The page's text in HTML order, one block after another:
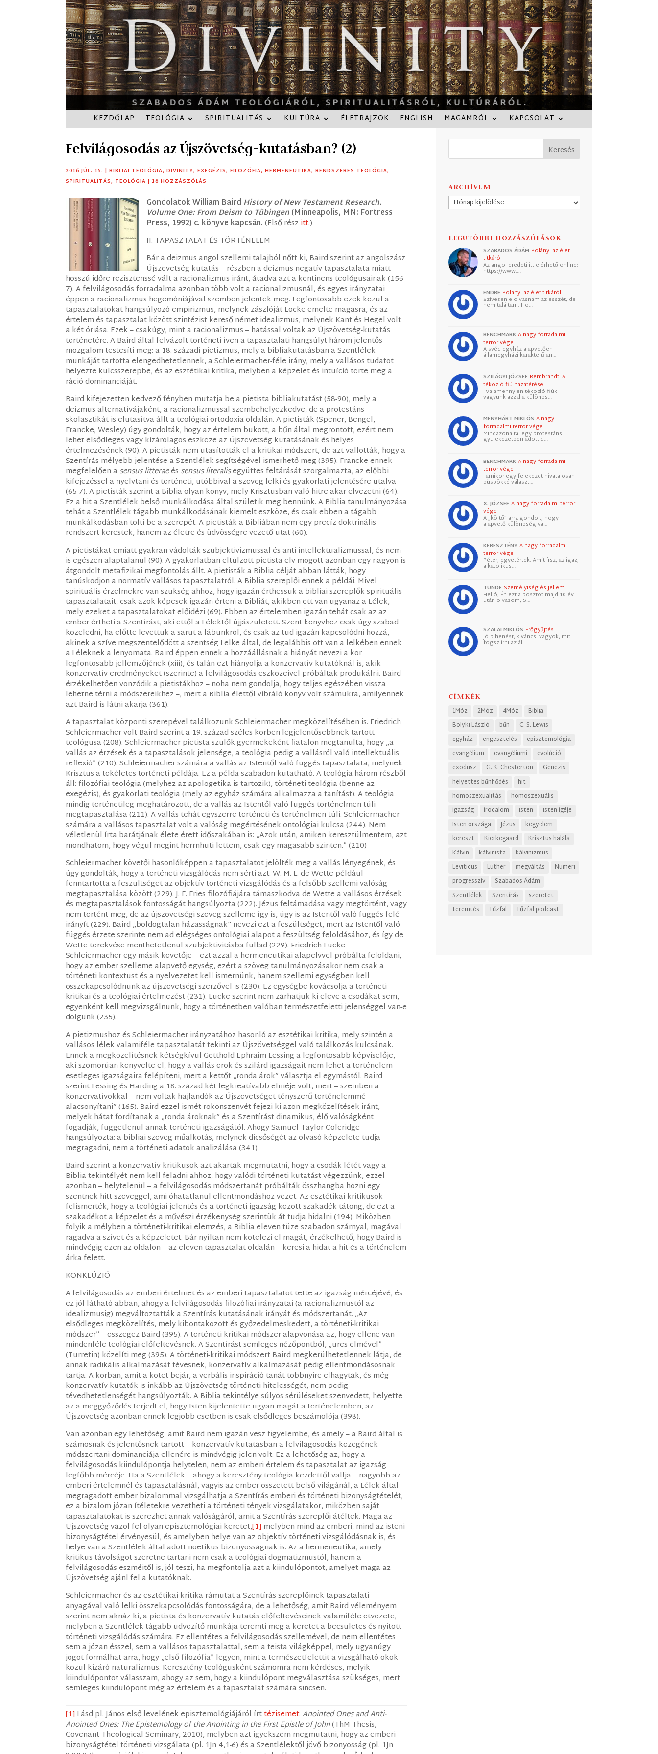
KEZDŐLAP TEOLÓGIA SPIRITUALITÁS KULTÚRA ÉLETRAJZOK ENGLISH MAGAMRÓL KAPCSOLAT
Felvilágosodás az Újszövetség-kutatásban? (2)
2016 JÚL. 15. |BIBLIAI TEOLÓGIA,DIVINITY,EXEGÉZIS,FILOZÓFIA,HERMENEUTIKA,RENDSZERES TEOLÓGIA,
SPIRITUALITÁS, TEOLÓGIA | 16 HOZZÁSZÓLÁS
Gondolatok William Baird History of New Testament Research.
Volume One: From Deism to Tübingen(Minneapolis, MN: Fortress
Press, 1992) c. könyve kapcsán.(Első rész itt.)
II. TAPASZTALAT ÉS TÖRTÉNELEM
Bár a deizmus angol szellemi talajból nőtt ki, Baird szerint az angolszász
Újszövetség-kutatás – részben a deizmus negatív tapasztalata miatt –
hosszú időre rezisztenssé vált a racionalizmus iránt, átadva azt a kontinens teológusainak (156-
7). A felvilágosodás forradalma azonban több volt a racionalizmusnál, és egyes irányzatai
éppen a racionalizmus hegemóniájával szemben jelentek meg. Legfontosabb ezek közül a
tapasztalatokat hangsúlyozó empirizmus, melynek zászlóját Locke emelte magasra, és az
értelem és tapasztalat között szintézist kereső német idealizmus, melynek Kant és Hegel volt
a két óriása. Ezek – csakúgy, mint a racionalizmus – hatással voltak az Újszövetség-kutatás
történetére. A Baird által felvázolt történeti íven a tapasztalati hangsúlyt három jelentős
mozgalom testesíti meg: a 18. századi pietizmus, mely a bibliakutatásban a Szentlélek
munkáját tartotta elengedhetetlennek, a Schleiermacher-féle irány, mely a vallásos tudatot
helyezte kulcsszerepbe, és az esztétikai kritika, melyben a képzelet és intuíció törte meg a
ráció dominanciáját.
Baird kifejezetten kedvező fényben mutatja be a pietista bibliakutatást (58-90), mely a
deizmus alternatívájaként, a racionalizmussal szembehelyezkedve, de a protestáns
skolasztikát is elutasítva állt a teológiai ortodoxia oldalán. A pietisták (Spener, Bengel,
Francke, Wesley) úgy gondolták, hogy az értelem bukott, a bűn által megrontott, ezért nem
lehet elsődleges vagy kizárólagos eszköze az Újszövetség kutatásának és helyes
értelmezésének (90). A pietisták nem utasították el a kritikai módszert, de azt vallották, hogy a
Szentírás mélyebb jelentése a Szentlélek segítségével ismerhető meg (395). Francke ennek
megfelelően asensus litteraeés sensus literalisegyüttes feltárását szorgalmazta, az előbbi
kifejezéssel a nyelvtani és történeti, utóbbival a szöveg lelki és gyakorlati jelentésére utalva
(65-7). A pietisták szerint a Biblia olyan könyv, mely Krisztusban való hitre akar elvezetni (64).
Ez a hit a Szentlélek belső munkálkodása által születik meg bennünk. A Biblia tanulmányozása
tehát a Szentlélek tágabb munkálkodásának kiemelt eszköze, és csak ebben a tágabb
munkálkodásban tölti be a szerepét. A pietisták a Bibliában nem egy precíz doktrinális
rendszert kerestek, hanem az életre és üdvösségre vezető utat (60).
A pietistákat emiatt gyakran vádolták szubjektivizmussal és anti-intellektualizmussal, és nem
is egészen alaptalanul (90). A gyakorlatban eltúlzott pietista elv mögött azonban egy nagyon is
átgondolt metafizikai megfontolás állt. A pietisták a Biblia célját abban látták, hogy
tanúskodjon a normatív vallásos tapasztalatról. A Biblia szereplői ennek a példái. Mivel
spirituális érzelmekre van szükség ahhoz, hogy igazán érthessük a bibliai szereplők spirituális
tapasztalatait, csak azok képesek igazán érteni a Bibliát, akikben ott van ugyanaz a Lélek,
mely ezeket a tapasztalatokat előidézi (69). Ebben az értelemben igazán tehát csak az az
ember értheti a Szentírást, aki ettől a Lélektől újjászületett. Szent könyvhöz csak úgy szabad
közeledni, ha előtte levettük a sarut a lábunkról, és csak az tud igazán kapcsolódni hozzá,
akinek a szíve megszentelődött a szentség Lelke által, de legalábbis ott van a lelkében ennek
a Léleknek a lenyomata. Baird éppen ennek a hozzáállásnak a hiányát nevezi a kor
legfontosabb jellemzőjének (xiii), és talán ezt hiányolja a konzervatív kutatóknál is, akik
konzervatív eredményeket (szerinte) a felvilágosodás eszközeivel próbáltak produkálni. Baird
érzékelhetően vonzódik a pietistákhoz – noha nem gondolja, hogy teljes egészében vissza
lehetne térni a módszereikhez –, mert a Biblia élettől vibráló könyv volt számukra, amilyennek
azt Baird is látni akarja (361).
A tapasztalat központi szerepével találkozunk Schleiermacher megközelítésében is. Friedrich
Schleiermacher volt Baird szerint a 19. század széles körben legjelentősebbnek tartott
teológusa (208). Schleiermacher pietista szülők gyermekeként fiatalon megtanulta, hogy „a
vallás az érzések és a tapasztalások jelensége, a teológia pedig a vallásról való intellektuális
reflexió” (210). Schleiermacher számára a vallás az Istentől való függés tapasztalata, melynek
Krisztus a tökéletes történeti példája. Ez a példa szabadon kutatható. A teológia három részből
áll: filozófiai teológia (melyhez az apologetika is tartozik), történeti teológia (benne az
exegézis), és gyakorlati teológia (mely az egyház számára alkalmazza a tanítást). A teológia
mindig történetileg meghatározott, de a vallás az Istentől való függés történelmen túli
megtapasztalása (211). A vallás tehát egyszerre történeti és történelmen túli. Schleiermacher
számára a vallásos tapasztalat volt a valóság megértésének ontológiai kulcsa (244). Nem
véletlenül írta barátjának élete érett időszakában is: „Azok után, amiken keresztülmentem, azt
mondhatom, hogy végül megint herrnhuti lettem, csak egy magasabb szinten.” (210)
Schleiermacher követői hasonlóképpen a tapasztalatot jelölték meg a vallás lényegének, és
úgy gondolták, hogy a történeti vizsgálódás nem sérti azt. W. M. L. de Wette például
fenntartotta a feszültséget az objektív történeti vizsgálódás és a felsőbb szellemi valóság
megtapasztalása között (229). J. F. Fries filozófiájára támaszkodva de Wette a vallásos érzések
és megtapasztalások fontosságát hangsúlyozta (222). Jézus feltámadása vagy megtörtént, vagy
nem történt meg, de az újszövetségi szöveg szelleme így is, úgy is az Istentől való függés felé
irányít (229). Baird „boldogtalan házasságnak” nevezi ezt a feszültséget, mert az Istentől való
függés érzete szerinte nem ad elégséges ontológiai alapot a feszültség feloldásához, és így de
Wette törekvése menthetetlenül szubjektivitásba fullad (229). Friedrich Lücke –
Schleiermacher egy másik követője – ezt azzal a hermeneutikai alapelvvel próbálta feloldani,
hogy az ember szelleme alapvető egység, ezért a szöveg tanulmányozásakor nem csak a
történeti kontextust és a nyelvezetet kell ismernünk, hanem szellemi egységben kell
összekapcsolódnunk az újszövetségi szerzővel is (230). Ez egységbe kovácsolja a történeti-
kritikai és a teológiai értelmezést (231). Lücke szerint nem zárhatjuk ki eleve a csodákat sem,
egyenként kell megvizsgálnunk, hogy a történetben valóban természetfeletti jelenséggel van-e
dolgunk (235).
A pietizmushoz és Schleiermacher irányzatához hasonló az esztétikai kritika, mely szintén a
vallásos lélek valamiféle tapasztalatát tekinti az Újszövetséggel való találkozás kulcsának.
Ennek a megközelítésnek kétségkívül Gotthold Ephraim Lessing a legfontosabb képviselője,
aki szomorúan könyvelte el, hogy a vallás örök és szilárd igazságait nem lehet a történelem
esetleges igazságaira felépíteni, mert a kettőt „ronda árok” választja el egymástól. Baird
szerint Lessing és Harding a 18. század két legkreatívabb elméje volt, mert – szemben a
konzervatívokkal – nem voltak hajlandók az Újszövetséget tényszerű történelemmé
alacsonyítani” (165). Baird ezzel ismét rokonszenvét fejezi ki azon megközelítések iránt,
melyek hátat fordítanak a „ronda ároknak” és a Szentírást dinamikus, élő valóságként
fogadják, függetlenül annak történeti igazságától. Ahogy Samuel Taylor Coleridge
hangsúlyozta: a bibliai szöveg műalkotás, melynek dicsőségét az olvasó képzelete tudja
megragadni, nem a történeti adatok analizálása (341).
Baird szerint a konzervatív kritikusok azt akarták megmutatni, hogy a csodák létét vagy a
Biblia tekintélyét nem kell feladni ahhoz, hogy valódi történeti kutatást végezzünk, ezzel
azonban – helytelenül – a felvilágosodás módszertanát próbálták összhangba hozni egy
szentnek hitt szöveggel, ami óhatatlanul ellentmondáshoz vezet. Az esztétikai kritikusok
felismerték, hogy a teológiai jelentés és a történeti igazság között szakadék tátong, de ezt a
szakadékot a képzelet és a művészi érzékenység szerintük át tudja hidalni (194). Miközben
folyik a mélyben a történeti-kritikai elemzés, a Biblia eleven tüze szabadon szárnyal, magával
ragadva a szívet és a képzeletet. Bár nyíltan nem kötelezi el magát, érzékelhető, hogy Baird is
mindvégig ezen az oldalon – az eleven tapasztalat oldalán – keresi a hidat a hit és a történelem
árka felett.
KONKLÚZIÓ
A felvilágosodás az emberi értelmet és az emberi tapasztalatot tette az igazság mércéjévé, és
ez jól látható abban, ahogy a felvilágosodás filozófiai irányzatai (a racionalizmustól az
idealizmusig) megváltoztatták a Szentírás kutatásának irányát és módszertanát. „Az
elsődleges megközelítés, mely kibontakozott és győzedelmeskedett, a történeti-kritikai
módszer” – összegez Baird (395). A történeti-kritikai módszer alapvonása az, hogy ellene van
mindenféle teológiai előfeltevésnek. A Szentírást semleges nézőpontból, „üres elmével”
(Turretin) közelíti meg (395). A történeti-kritikai módszert Baird megkerülhetetlennek látja, de
annak radikális alkalmazását tévesnek, konzervatív alkalmazását pedig ellentmondásosnak
tartja. A korban, amit a kötet bejár, a verbális inspiráció tanát többnyire elhagyták, és még
konzervatív kutatók is inkább az Újszövetség történeti hitelességét, nem pedig
tévedhetetlenségét hangsúlyozták. A Biblia tekintélye súlyos sérüléseket szenvedett, helyette
az a meggyőződés terjedt el, hogy Isten kijelentette ugyan magát a történelemben, az
Újszövetség azonban ennek legjobb esetben is csak elsődleges beszámolója (398).
Van azonban egy lehetőség, amit Baird nem igazán vesz figyelembe, és amely – a Baird által is
számosnak és jelentősnek tartott – konzervatív kutatásban a felvilágosodás közegének
módszertani dominanciája ellenére is mindvégig jelen volt. Ez a lehetőség az, hogy a
felvilágosodás kiindulópontja helytelen, nem az emberi értelem és tapasztalat az igazság
legfőbb mércéje. Ha a Szentlélek – ahogy a keresztény teológia kezdettől vallja – nagyobb az
emberi értelemnél és tapasztalásnál, vagyis az ember összetett belső világánál, a Lélek által
megragadott ember bizalommal vizsgálhatja a Szentírás emberi és történeti bizonyságtételét,
ez a bizalom józan ítéletekre vezetheti a történeti tények vizsgálatakor, miközben saját
tapasztalatokat is szerezhet annak valóságáról, amit a Szentírás szereplői átéltek. Maga az
Újszövetség vázol fel olyan episztemológiai keretet,[1] melyben mind az emberi, mind az isteni
bizonyságtétel érvényesül, és amelyben helye van az objektív történeti vizsgálódásnak is, és
helye van a Szentlélek által adott noetikus bizonyosságnak is. Az a hermeneutika, amely
kritikus távolságot szeretne tartani nem csak a teológiai dogmatizmustól, hanem a
felvilágosodás eszméitől is, jól teszi, ha megfontolja azt a kiindulópontot, amelyet maga az
Újszövetség ajánl fel a kutatóknak.
Schleiermacher és az esztétikai kritika rámutat a Szentírás szereplőinek tapasztalati
anyagával való lelki összekapcsolódás fontosságára, de a lehetőség, amit Baird véleményem
szerint nem aknáz ki, a pietista és konzervatív kutatás előfeltevéseinek valamiféle ötvözete,
melyben a Szentlélek tágabb üdvözítő munkája teremti meg a keretet a becsületes és nyitott
történeti vizsgálódás számára. Ez ellentétes a felvilágosodás szellemével, de nem ellentétes
sem a józan ésszel, sem a vallásos tapasztalattal, sem a teista világképpel, mely ugyanúgy
jogot formálhat arra, hogy „első filozófia” legyen, mint a természetfelettit a vizsgálható okok
közül kizáró naturalizmus. Keresztény teológusként számomra nem kérdéses, melyik
kiindulópontot válasszam, ahogy az sem, hogy a kiindulópont megválasztása szükséges, mert
semleges kiindulópont még az értelem és a tapasztalat számára sincsen.
[1] Lásd pl. János első levelének episztemológiájáról írttézisemet:Anointed Ones and Anti-
Anointed Ones: The Epistemology of the Anointing in the First Epistle of John(ThM Thesis,
Covenant Theological Seminary, 2010), melyben azt igyekszem megmutatni, hogy az emberi
bizonyságtétel történeti vizsgálata (pl. 1Jn 4,1-6) és a Szentlélektől jövő bizonyosság (pl. 1Jn
ARCHÍVUM
Archívum
LEGUTÓBBI HOZZÁSZÓLÁSOK
SZABADOS ÁDÁM Polányi az élet
titkáról
Az angol eredeti itt elérhető online:
https://www.…
ENDRE Polányi az élet titkáról
Szívesen elolvasnám az esszét, de
nem találtam. Ho…
BENCHMARK A nagy forradalmi
terror vége
A svéd egyház alapvetően
államegyházi karakterű an…
SZILÁGYI JÓZSEF Rembrandt: A
tékozló fiú hazatérése
"Valamennyien tékozló fiúk
vagyunk azzal a különbs…
MENYHÁRT MIKLÓS A nagy
forradalmi terror vége
Mindazonáltal egy protestáns
gyülekezetben adott d…
BENCHMARK A nagy forradalmi
terror vége
"amikor egy felekezet hivatalosan
püspökké választ…
X. JÓZSEF A nagy forradalmi terror
vége
A „költő” arra gondolt, hogy
alapvető különbség va…
KERESZTÉNY A nagy forradalmi
terror vége
Péter, egyetértek. Amit írsz, az igaz,
a katolikus…
TUNDE Személyiség és jellem
Helló, Én ezt a posztot majd 10 év
után olvasom, S…
SZALAI MIKLÓS Erőgyűjtés
Jó pihenést, kiváncsi vagyok, mit
fogsz írni az ál…
CÍMKÉK
1Móz 2Móz 4Móz
Biblia
Bolyki László
bűn
C. S. Lewis
egyház
engesztelés
episztemológia
evangélium
evangéliumi
evolúció
exodusz
G. K. Chesterton
Genezis
helyettes bűnhődés
hit
homoszexualitás
homoszexuális
igazság
irodalom Isten
Isten igéje
Isten országa
Jézus
kegyelem
kereszt
Kierkegaard
Krisztus halála
Kálvin
kálvinista
kálvinizmus
Leviticus
Luther megváltás
Numeri
progresszív
Szabados Ádám
Szentlélek
Szentírás
szeretet
teremtés
Tűzfal Tűzfal podcast